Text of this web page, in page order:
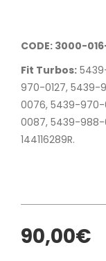
CODE: 3000-
Fit Turbos:
970-0127, 5439-
0076, 5439-
0087, 5439-988-
144116289R.
90,00€